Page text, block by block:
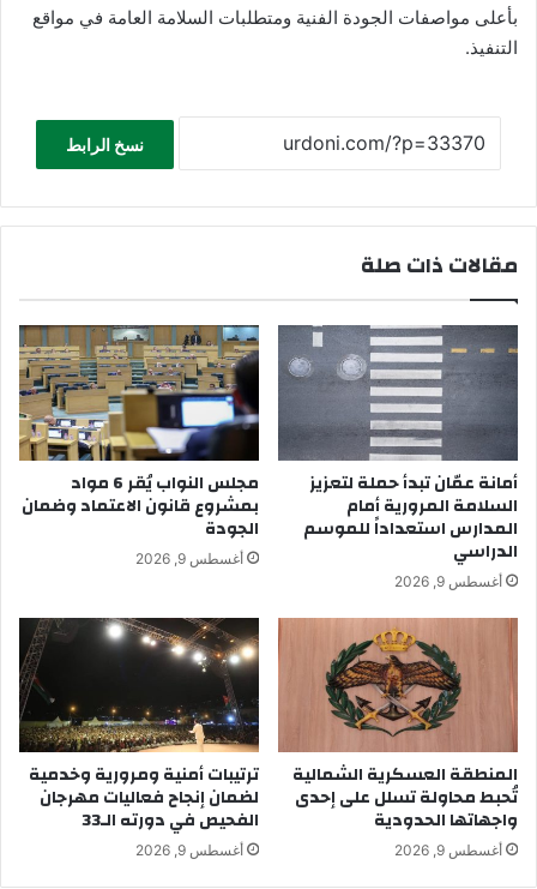
بأعلى مواصفات الجودة الفنية ومتطلبات السلامة العامة في مواقع
التنفيذ.
نسخ الرابط
مقالات ذات صلة
أمانة عمّان تبدأ حملة لتعزيز
السلامة المرورية أمام
المدارس استعداداً للموسم
الدراسي
أغسطس 9, 2026
مجلس النواب يُقر 6 مواد
بمشروع قانون الاعتماد وضمان
الجودة
أغسطس 9, 2026
المنطقة العسكرية الشمالية
تُحبط محاولة تسلل على إحدى
واجهاتها الحدودية
أغسطس 9, 2026
ترتيبات أمنية ومرورية وخدمية
لضمان إنجاح فعاليات مهرجان
الفحيص في دورته الـ33
أغسطس 9, 2026